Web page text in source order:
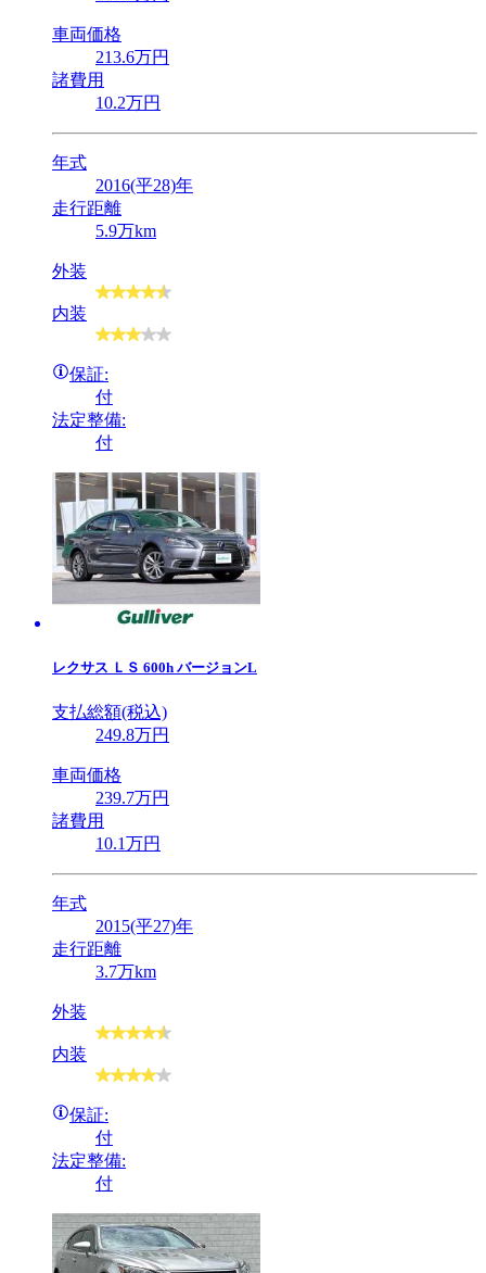
車両価格
213.6万円
諸費用
10.2万円
年式
2016(平28)年
走行距離
5.9万km
外装
内装
保証:
付
法定整備:
付
レクサス ＬＳ 600h バージョンL
支払総額(税込)
249.8万円
車両価格
239.7万円
諸費用
10.1万円
年式
2015(平27)年
走行距離
3.7万km
外装
内装
保証:
付
法定整備:
付